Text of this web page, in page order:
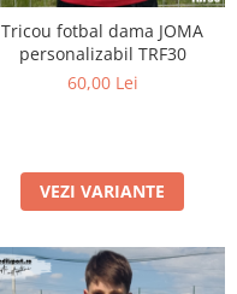
Tricou fotbal dama JOMA
personalizabil TRF30
60,00 Lei
VEZI VARIANTE